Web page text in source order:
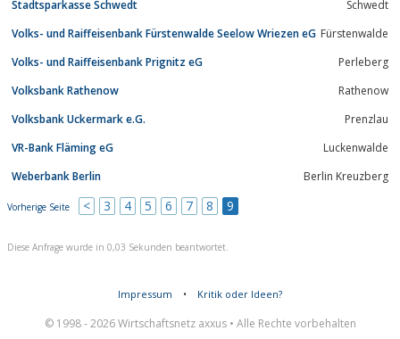
Stadtsparkasse Schwedt
Schwedt
Volks- und Raiffeisenbank Fürstenwalde Seelow Wriezen eG Fürstenwalde
Volks- und Raiffeisenbank Prignitz eG
Perleberg
Volksbank Rathenow
Rathenow
Volksbank Uckermark e.G.
Prenzlau
VR-Bank Fläming eG
Luckenwalde
Weberbank Berlin
Berlin Kreuzberg
Vorherige Seite < 3 4 5 6 7 8 9
Diese Anfrage wurde in 0,03 Sekunden beantwortet.
Impressum • Kritik oder Ideen?
© 1998 - 2026 Wirtschaftsnetz axxus • Alle Rechte vorbehalten